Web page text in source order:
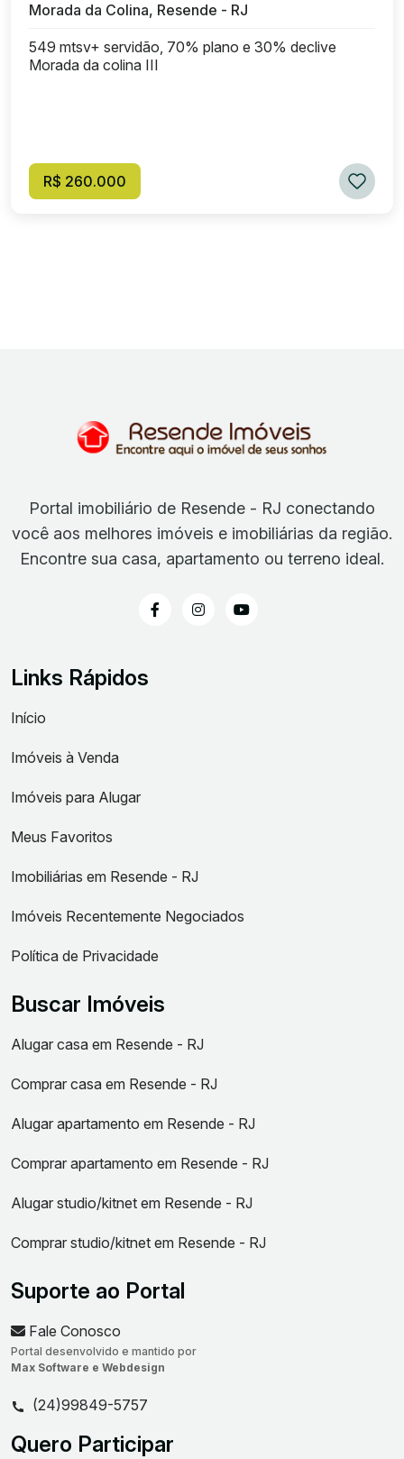
Morada da Colina, Resende - RJ
549 mtsv+ servidão, 70% plano e 30% declive
Morada da colina III
R$ 260.000
Portal imobiliário de Resende - RJ conectando
você aos melhores imóveis e imobiliárias da região.
Encontre sua casa, apartamento ou terreno ideal.
Links Rápidos
Início
Imóveis à Venda
Imóveis para Alugar
Meus Favoritos
Imobiliárias em Resende - RJ
Imóveis Recentemente Negociados
Política de Privacidade
Buscar Imóveis
Alugar casa em Resende - RJ
Comprar casa em Resende - RJ
Alugar apartamento em Resende - RJ
Comprar apartamento em Resende - RJ
Alugar studio/kitnet em Resende - RJ
Comprar studio/kitnet em Resende - RJ
Suporte ao Portal
Fale Conosco
Portal desenvolvido e mantido por
Max Software e Webdesign
(24)99849-5757
Quero Participar